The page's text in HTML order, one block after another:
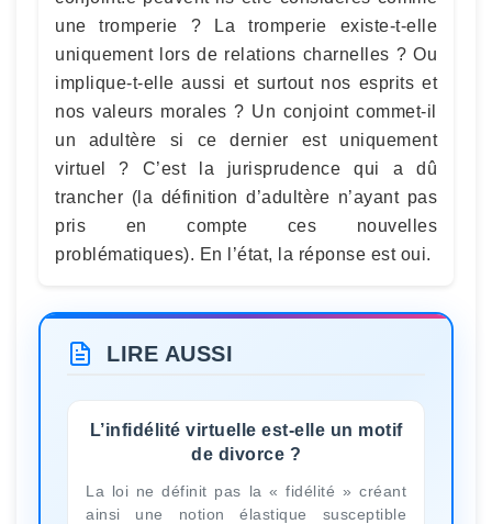
une tromperie ? La tromperie existe-t-elle
uniquement lors de relations charnelles ? Ou
implique-t-elle aussi et surtout nos esprits et
nos valeurs morales ? Un conjoint commet-il
un adultère si ce dernier est uniquement
virtuel ? C’est la jurisprudence qui a dû
trancher (la définition d’adultère n’ayant pas
pris en compte ces nouvelles
problématiques). En l’état, la réponse est oui.
LIRE AUSSI
L’infidélité virtuelle est-elle un motif
de divorce ?
La loi ne définit pas la « fidélité » créant
ainsi une notion élastique susceptible